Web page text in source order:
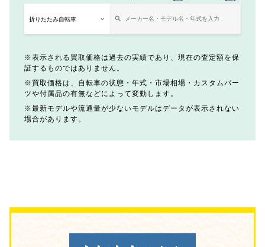
表示される買取価格は過去の実績であり、現在の査定額を保
証するものではありません。
買取価格は、自転車の状態・年式・市場相場・カスタムパー
ツや付属品の有無などによって変動します。
最新モデルや流通量が少ないモデルはデータが表示されない
場合があります。